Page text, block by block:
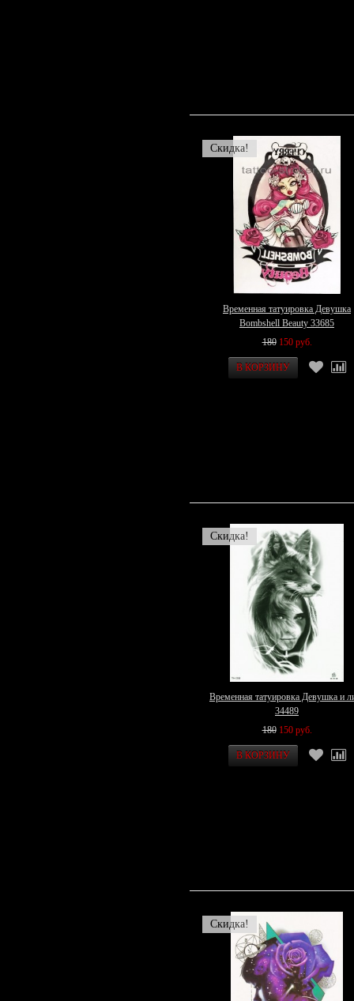
Скидка!
Временная татуировка Девушка
Bombshell Beauty 33685
180 150 руб.
Скидка!
Временная татуировка Девушка и
34489
180 150 руб.
Скидка!